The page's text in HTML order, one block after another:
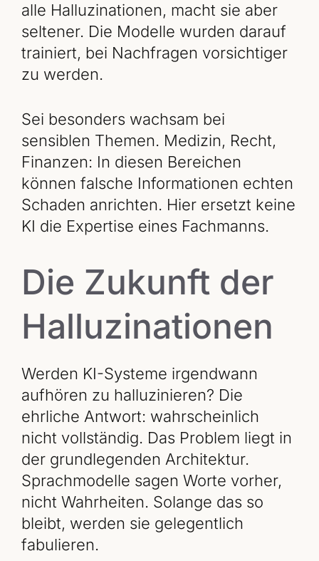
alle Halluzinationen, macht sie aber
seltener. Die Modelle wurden darauf
trainiert, bei Nachfragen vorsichtiger
zu werden.
Sei besonders wachsam bei
sensiblen Themen. Medizin, Recht,
Finanzen: In diesen Bereichen
können falsche Informationen echten
Schaden anrichten. Hier ersetzt keine
KI die Expertise eines Fachmanns.
Die Zukunft der
Halluzinationen
Werden KI-Systeme irgendwann
aufhören zu halluzinieren? Die
ehrliche Antwort: wahrscheinlich
nicht vollständig. Das Problem liegt in
der grundlegenden Architektur.
Sprachmodelle sagen Worte vorher,
nicht Wahrheiten. Solange das so
bleibt, werden sie gelegentlich
fabulieren.